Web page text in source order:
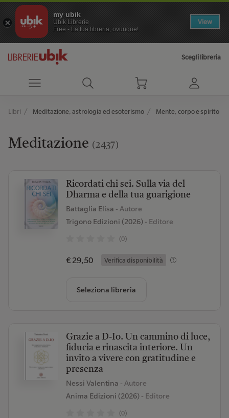
my ubik
Ubik Librerie
Free - La tua libreria, ovunque!
View
Scegli libreria
Libri Meditazione, astrologia ed esoterismo Mente, corpo e spirito
Meditazione (2437)
Ricordati chi sei. Sulla via del
Dharma e della tua guarigione
Battaglia Elisa - Autore
Trigono Edizioni (2026)- Editore
(0)
€ 29,50 Verifica disponibilità
Seleziona libreria
Grazie a D-Io. Un cammino di luce,
fiducia e rinascita interiore. Un
invito a vivere con gratitudine e
presenza
Nessi Valentina - Autore
Anima Edizioni (2026)- Editore
(0)